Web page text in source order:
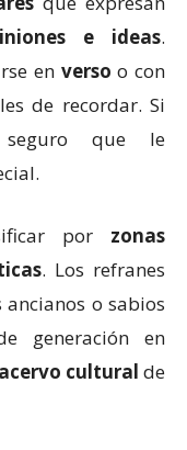
e ideas.
en verso o con
de recordar. Si
seguro que le
por zonas
. Los refranes
o sabios
generación en
acervo cultural de